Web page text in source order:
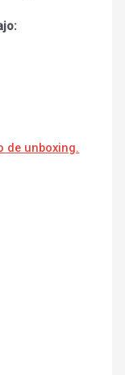
de unboxing.